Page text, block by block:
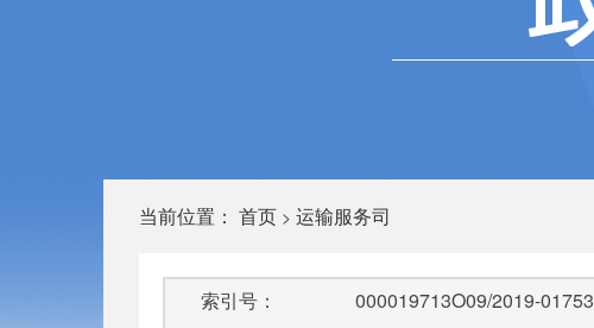
当前位置： 首页 > 运输服务司
索引号：
000019713O09/2019-01753